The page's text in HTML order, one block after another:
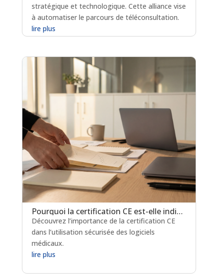
stratégique et technologique. Cette alliance vise
à automatiser le parcours de téléconsultation.
lire plus
Pourquoi la certification CE est-elle indispensable pour les logiciels de prescription médicamenteuse ?
Découvrez l’importance de la certification CE
dans l’utilisation sécurisée des logiciels
médicaux.
lire plus